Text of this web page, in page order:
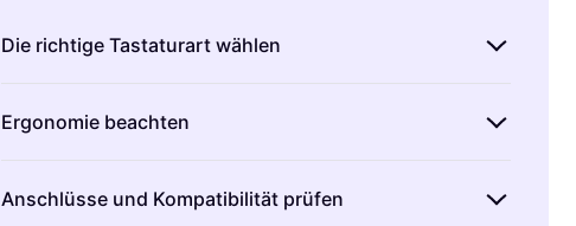
Die richtige Tastaturart wählen
Art für deine Bedürfnisse zu wählen.
Tastaturenbieten ein präzises Tipperlebnis und sind
ideal für Vielschreiber oder Gamer, die ein direktes
Membran-Tastaturen
Ergonomie beachten
Handgelenkschmerzen und Ermüdung bei langen
Anschlüsse und Kompatibilität prüfen